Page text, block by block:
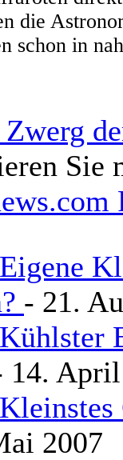
die
schon in
Sie
- 21.
14.
2007